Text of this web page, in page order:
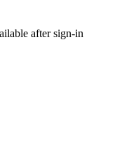
after sign-in